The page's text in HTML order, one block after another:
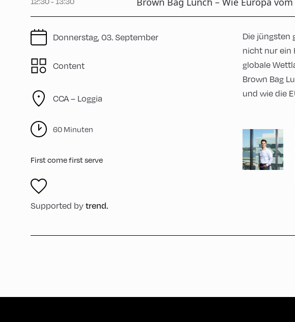
Donnerstag, 03. September
Content
CCA – Loggia
60 Minuten
First come first serve
Supported bytrend.
Die jüngsten
nicht nur ein
globale
Brown Bag
und wie die